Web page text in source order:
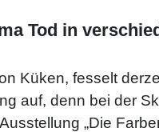
Tod in
Küken, fesselt
auf, denn bei der
„Die